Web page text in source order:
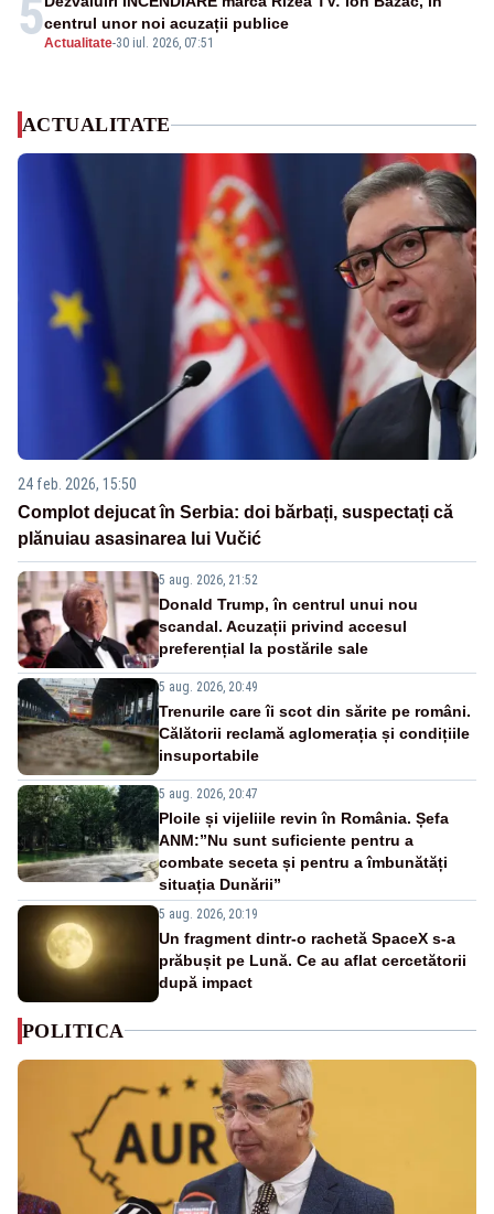
5Actualitate-30 iul. 2026, 07:51
centrul unor noi acuzații publice
ACTUALITATE
24 feb. 2026, 15:50
Complot dejucat în Serbia: doi bărbați, suspectați că
plănuiau asasinarea lui Vučić
5 aug. 2026, 21:52
Donald Trump, în centrul unui nou
scandal. Acuzații privind accesul
preferențial la postările sale
5 aug. 2026, 20:49
Trenurile care îi scot din sărite pe români.
Călătorii reclamă aglomerația și condițiile
insuportabile
5 aug. 2026, 20:47
Ploile și vijeliile revin în România. Șefa
ANM:”Nu sunt suficiente pentru a
combate seceta și pentru a îmbunătăți
situația Dunării”
5 aug. 2026, 20:19
Un fragment dintr-o rachetă SpaceX s-a
prăbușit pe Lună. Ce au aflat cercetătorii
după impact
POLITICA